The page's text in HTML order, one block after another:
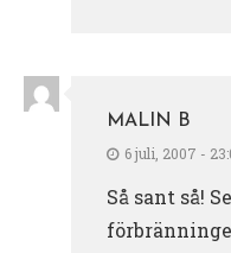
MALIN B
6 juli, 2007 -
Så sant så!